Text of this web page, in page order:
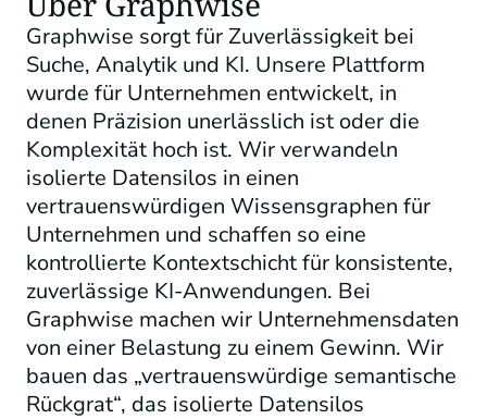
Graphwise sorgt für Zuverlässigkeit bei
Suche, Analytik und KI. Unsere Plattform
wurde für Unternehmen entwickelt, in
denen Präzision unerlässlich ist oder die
Komplexität hoch ist. Wir verwandeln
isolierte Datensilos in einen
vertrauenswürdigen Wissensgraphen für
Unternehmen und schaffen so eine
kontrollierte Kontextschicht für konsistente,
zuverlässige KI-Anwendungen. Bei
Graphwise machen wir Unternehmensdaten
von einer Belastung zu einem Gewinn. Wir
bauen das „vertrauenswürdige semantische
Rückgrat“, das isolierte Datensilos